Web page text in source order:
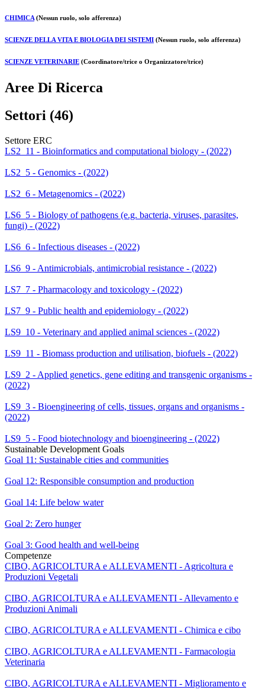
CHIMICA (Nessun ruolo, solo afferenza)
SCIENZE DELLA VITA E BIOLOGIA DEI SISTEMI (Nessun ruolo, solo afferenza)
SCIENZE VETERINARIE (Coordinatore/trice o Organizzatore/trice)
Aree Di Ricerca
Settori (46)
Settore ERC
LS2_11 - Bioinformatics and computational biology - (2022)
LS2_5 - Genomics - (2022)
LS2_6 - Metagenomics - (2022)
LS6_5 - Biology of pathogens (e.g. bacteria, viruses, parasites,
fungi) - (2022)
LS6_6 - Infectious diseases - (2022)
LS6_9 - Antimicrobials, antimicrobial resistance - (2022)
LS7_7 - Pharmacology and toxicology - (2022)
LS7_9 - Public health and epidemiology - (2022)
LS9_10 - Veterinary and applied animal sciences - (2022)
LS9_11 - Biomass production and utilisation, biofuels - (2022)
LS9_2 - Applied genetics, gene editing and transgenic organisms -
(2022)
LS9_3 - Bioengineering of cells, tissues, organs and organisms -
(2022)
LS9_5 - Food biotechnology and bioengineering - (2022)
Sustainable Development Goals
Goal 11: Sustainable cities and communities
Goal 12: Responsible consumption and production
Goal 14: Life below water
Goal 2: Zero hunger
Goal 3: Good health and well-being
Competenze
CIBO, AGRICOLTURA e ALLEVAMENTI - Agricoltura e
Produzioni Vegetali
CIBO, AGRICOLTURA e ALLEVAMENTI - Allevamento e
Produzioni Animali
CIBO, AGRICOLTURA e ALLEVAMENTI - Chimica e cibo
CIBO, AGRICOLTURA e ALLEVAMENTI - Farmacologia
Veterinaria
CIBO, AGRICOLTURA e ALLEVAMENTI - Miglioramento e